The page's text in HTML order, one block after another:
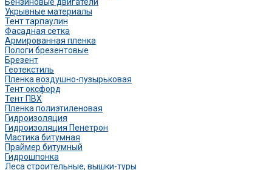
Укрывные материалы
Тент тарпаулин
Фасадная сетка
Армированная пленка
Пологи брезентовые
Брезент
Геотекстиль
Пленка воздушно-пузырьковая
Тент оксфорд
Тент ПВХ
Пленка полиэтиленовая
Гидроизоляция
Гидроизоляция Пенетрон
Мастика битумная
Праймер битумный
Гидрошпонка
Леса строительные, вышки-туры